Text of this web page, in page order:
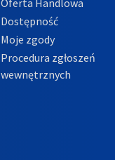
Dostępność
Moje zgody
Procedura zgłoszeń
wewnętrznych